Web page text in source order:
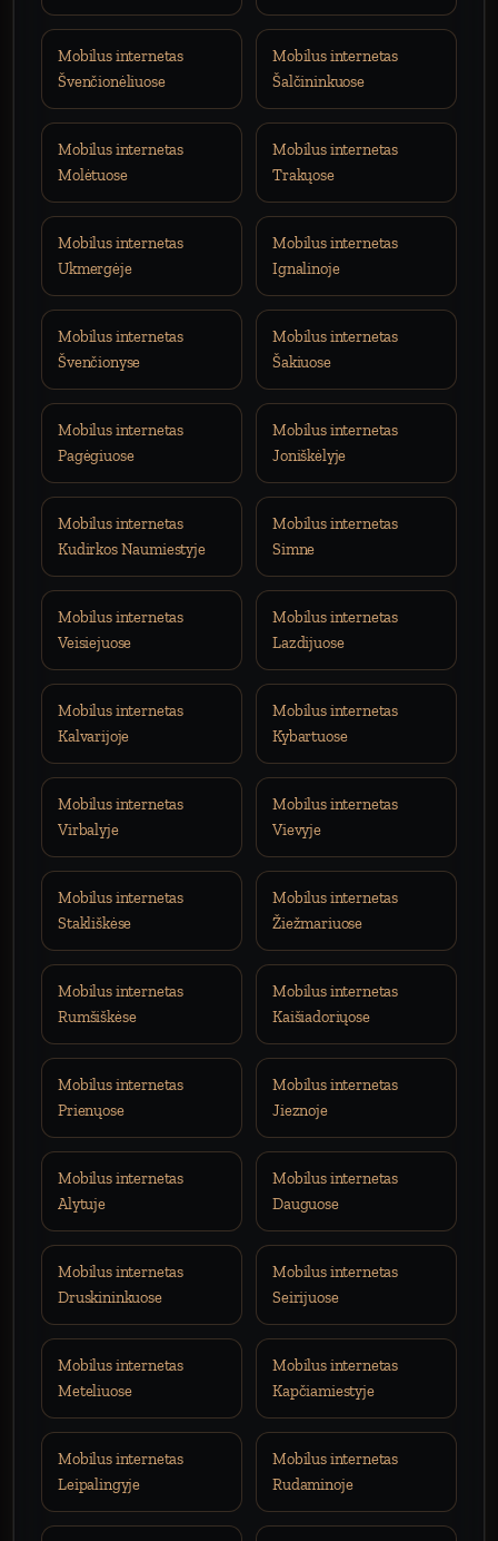
Mobilus internetas
Švenčionėliuose
Mobilus internetas
Šalčininkuose
Mobilus internetas
Molėtuose
Mobilus internetas
Trakųose
Mobilus internetas
Ukmergėje
Mobilus internetas
Ignalinoje
Mobilus internetas
Švenčionyse
Mobilus internetas
Šakiuose
Mobilus internetas
Pagėgiuose
Mobilus internetas
Joniškėlyje
Mobilus internetas
Kudirkos Naumiestyje
Mobilus internetas
Simne
Mobilus internetas
Veisiejuose
Mobilus internetas
Lazdijuose
Mobilus internetas
Kalvarijoje
Mobilus internetas
Kybartuose
Mobilus internetas
Virbalyje
Mobilus internetas
Vievyje
Mobilus internetas
Stakliškėse
Mobilus internetas
Žiežmariuose
Mobilus internetas
Rumšiškėse
Mobilus internetas
Kaišiadoriųose
Mobilus internetas
Prienųose
Mobilus internetas
Jieznoje
Mobilus internetas
Alytuje
Mobilus internetas
Dauguose
Mobilus internetas
Druskininkuose
Mobilus internetas
Seirijuose
Mobilus internetas
Meteliuose
Mobilus internetas
Kapčiamiestyje
Mobilus internetas
Leipalingyje
Mobilus internetas
Rudaminoje